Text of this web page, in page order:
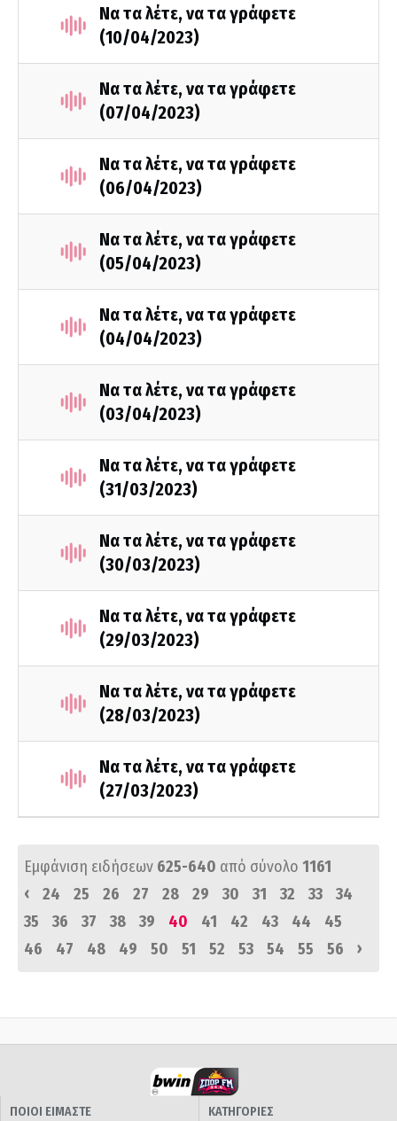
Να τα λέτε, να τα γράφετε
(10/04/2023)
Να τα λέτε, να τα γράφετε
(07/04/2023)
Να τα λέτε, να τα γράφετε
(06/04/2023)
Να τα λέτε, να τα γράφετε
(05/04/2023)
Να τα λέτε, να τα γράφετε
(04/04/2023)
Να τα λέτε, να τα γράφετε
(03/04/2023)
Να τα λέτε, να τα γράφετε
(31/03/2023)
Να τα λέτε, να τα γράφετε
(30/03/2023)
Να τα λέτε, να τα γράφετε
(29/03/2023)
Να τα λέτε, να τα γράφετε
(28/03/2023)
Να τα λέτε, να τα γράφετε
(27/03/2023)
Εμφάνιση ειδήσεων 625-640 από σύνολο 1161
‹
24 25 26 27 28 29 30 31 32 33
34
35
36 37 38 39 40 41 42 43 44
45
46
47 48 49 50 51 52 53 54 55 56 ›
ΠΟΙΟΙ ΕΙΜΑΣΤΕ
ΚΑΤΗΓΟΡΙΕΣ